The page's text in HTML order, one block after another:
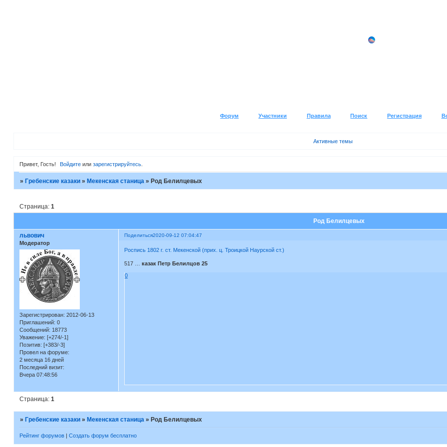
Форум Участники Правила Поиск Регистрация
Активные темы
Привет, Гость! Войдите илизарегистрируйтесь
» Гребенские казаки » Мекенская станица » Род Белилцевых
Род Белилцевых
Страница: 1
Поделиться2020-09-12 07:04:47
львович
Модератор
Зарегистрирован: 2012-06-13
Приглашений: 0
Сообщений: 18773
Уважение: [+274/-1]
Позитив: [+383/-3]
Провел на форуме:
2 месяца 16 дней
Последний визит:
Вчера 07:48:56
Роспись 1802 г. ст. Мекенской (прих. ц. Троицкой Наурской ст.)
517 … казак Петр Белилцов 25
0
Страница: 1
» Гребенские казаки » Мекенская станица » Род Белилцевых
Рейтинг форумов| Создать форум бесплатно